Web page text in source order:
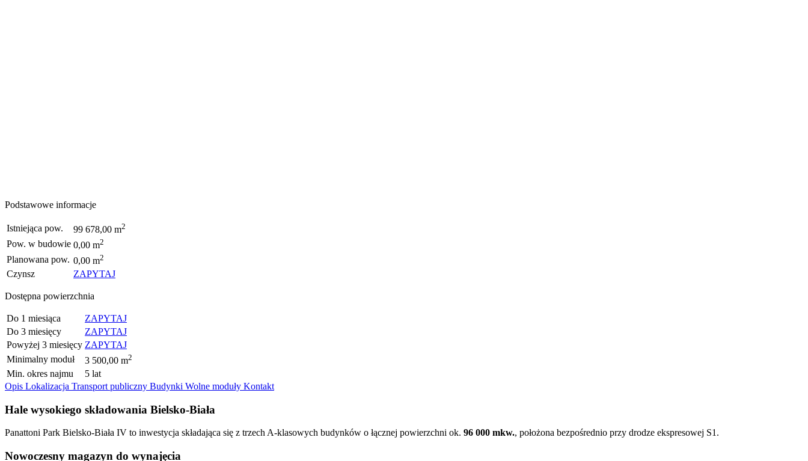
Podstawowe informacje
Istniejąca pow. 99 678,00 m2
Pow. w budowie 0,00 m2
Planowana pow. 0,00 m2
Czynsz ZAPYTAJ
Dostępna powierzchnia
Do 1 miesiąca
ZAPYTAJ
Do 3 miesięcy
ZAPYTAJ
Powyżej 3 miesięcy ZAPYTAJ
Minimalny moduł
3 500,00 m2
Min. okres najmu
5 lat
Opis Lokalizacja Transport publiczny Budynki Wolne moduły Kontakt
Hale wysokiego składowania Bielsko-Biała
Panattoni Park Bielsko-Biała IV to inwestycja składająca się z trzech A-klasowych budynków o łącznej powierzchni ok. 96 000 mkw., położona bezpośrednio przy drodze ekspresowej S1.
Nowoczesny magazyn do wynajęcia